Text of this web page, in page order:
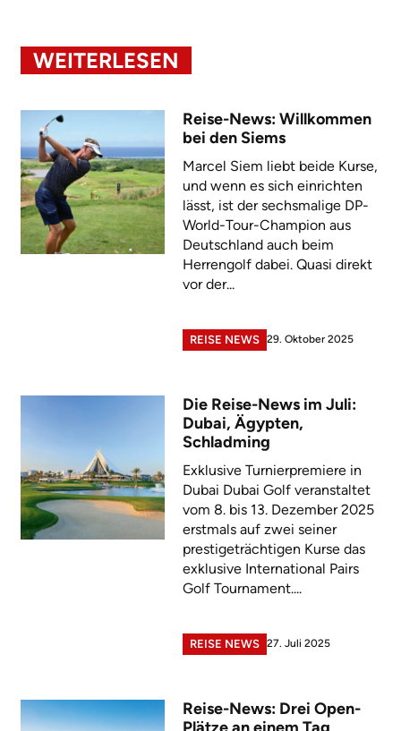
WEITERLESEN
Reise-News: Willkommen
bei den Siems
Marcel Siem liebt beide Kurse,
und wenn es sich einrichten
lässt, ist der sechsmalige DP-
World-Tour-Champion aus
Deutschland auch beim
Herrengolf dabei. Quasi direkt
vor der...
REISE NEWS 29. Oktober 2025
Die Reise-News im Juli:
Dubai, Ägypten,
Schladming
Exklusive Turnierpremiere in
Dubai Dubai Golf veranstaltet
vom 8. bis 13. Dezember 2025
erstmals auf zwei seiner
prestigeträchtigen Kurse das
exklusive International Pairs
Golf Tournament....
REISE NEWS 27. Juli 2025
Reise-News: Drei Open-